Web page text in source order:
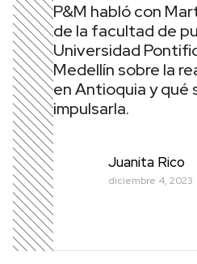
P&M habló con
de la facultad de
Universidad
Medellín sobre la
en Antioquia y qué
impulsarla.
Juanita Rico
diciembre 4, 2023